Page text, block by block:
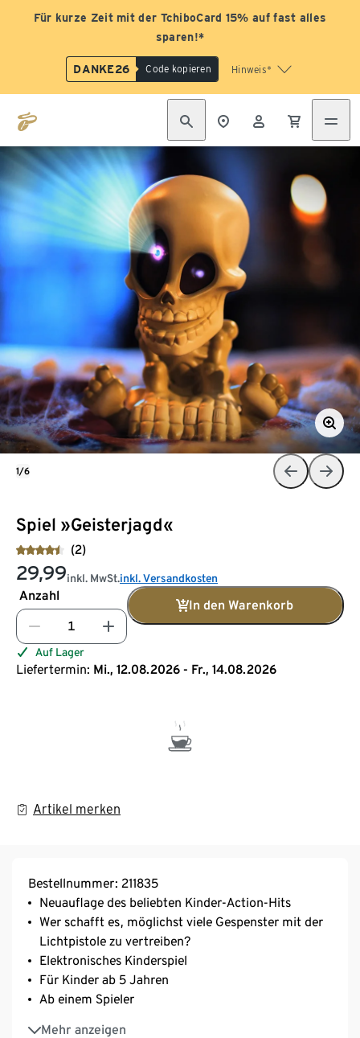
Für kurze Zeit mit der TchiboCard 15% auf fast alles
sparen!*
DANKE26 Code kopieren Hinweis*
Spiel »Geisterjagd«
(2)
29,99inkl. MwSt.inkl. Versandkosten
Anzahl
In den Warenkorb
Auf Lager
Liefertermin: Mi., 12.08.2026 - Fr., 14.08.2026
Artikel merken
1/6
Bestellnummer: 211835
Neuauflage des beliebten Kinder-Action-Hits
Wer schafft es, möglichst viele Gespenster mit der
Lichtpistole zu vertreiben?
Elektronisches Kinderspiel
Für Kinder ab 5 Jahren
Ab einem Spieler
Mehr anzeigen
Spieldauer ca. 10 Minuten